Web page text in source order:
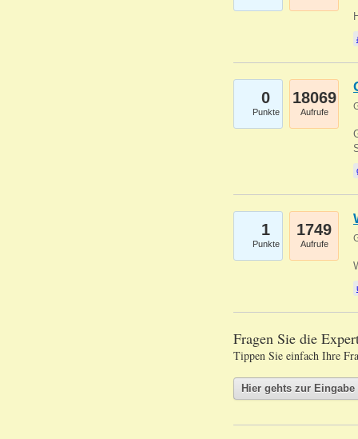
0
Punkte
18069
Aufrufe
1
Punkte
1749
Aufrufe
Fragen Sie die
Tippen Sie einfach Ihre